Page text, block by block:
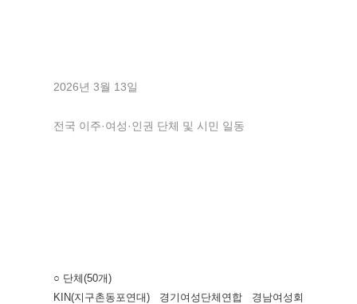
2026년 3월 13일
전국 이주·여성·인권 단체 및 시민 일동
○ 단체(50개)
KIN(지구촌동포연대) 경기여성단체연합 경남여성회